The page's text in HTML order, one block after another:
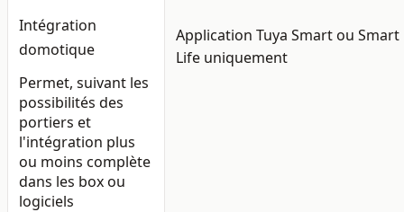
Intégration
domotique
Permet, suivant les
possibilités des
portiers et
l'intégration plus
ou moins complète
dans les box ou
logiciels
Application Tuya Smart ou Smart
Life uniquement